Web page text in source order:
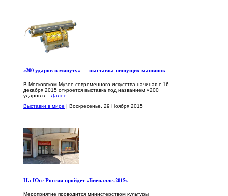
«200 ударов в минуту» — выставка пишущих машинок
В Московском Музее современного искусства начиная с 16
декабря 2015 откроется выставка под названием «200
ударов в... Далее
Выставки в мире | Воскресенье, 29 Ноября 2015
На Юге России пройдет «Биеналле-2015»
Мероприятие проводится министерством культуры